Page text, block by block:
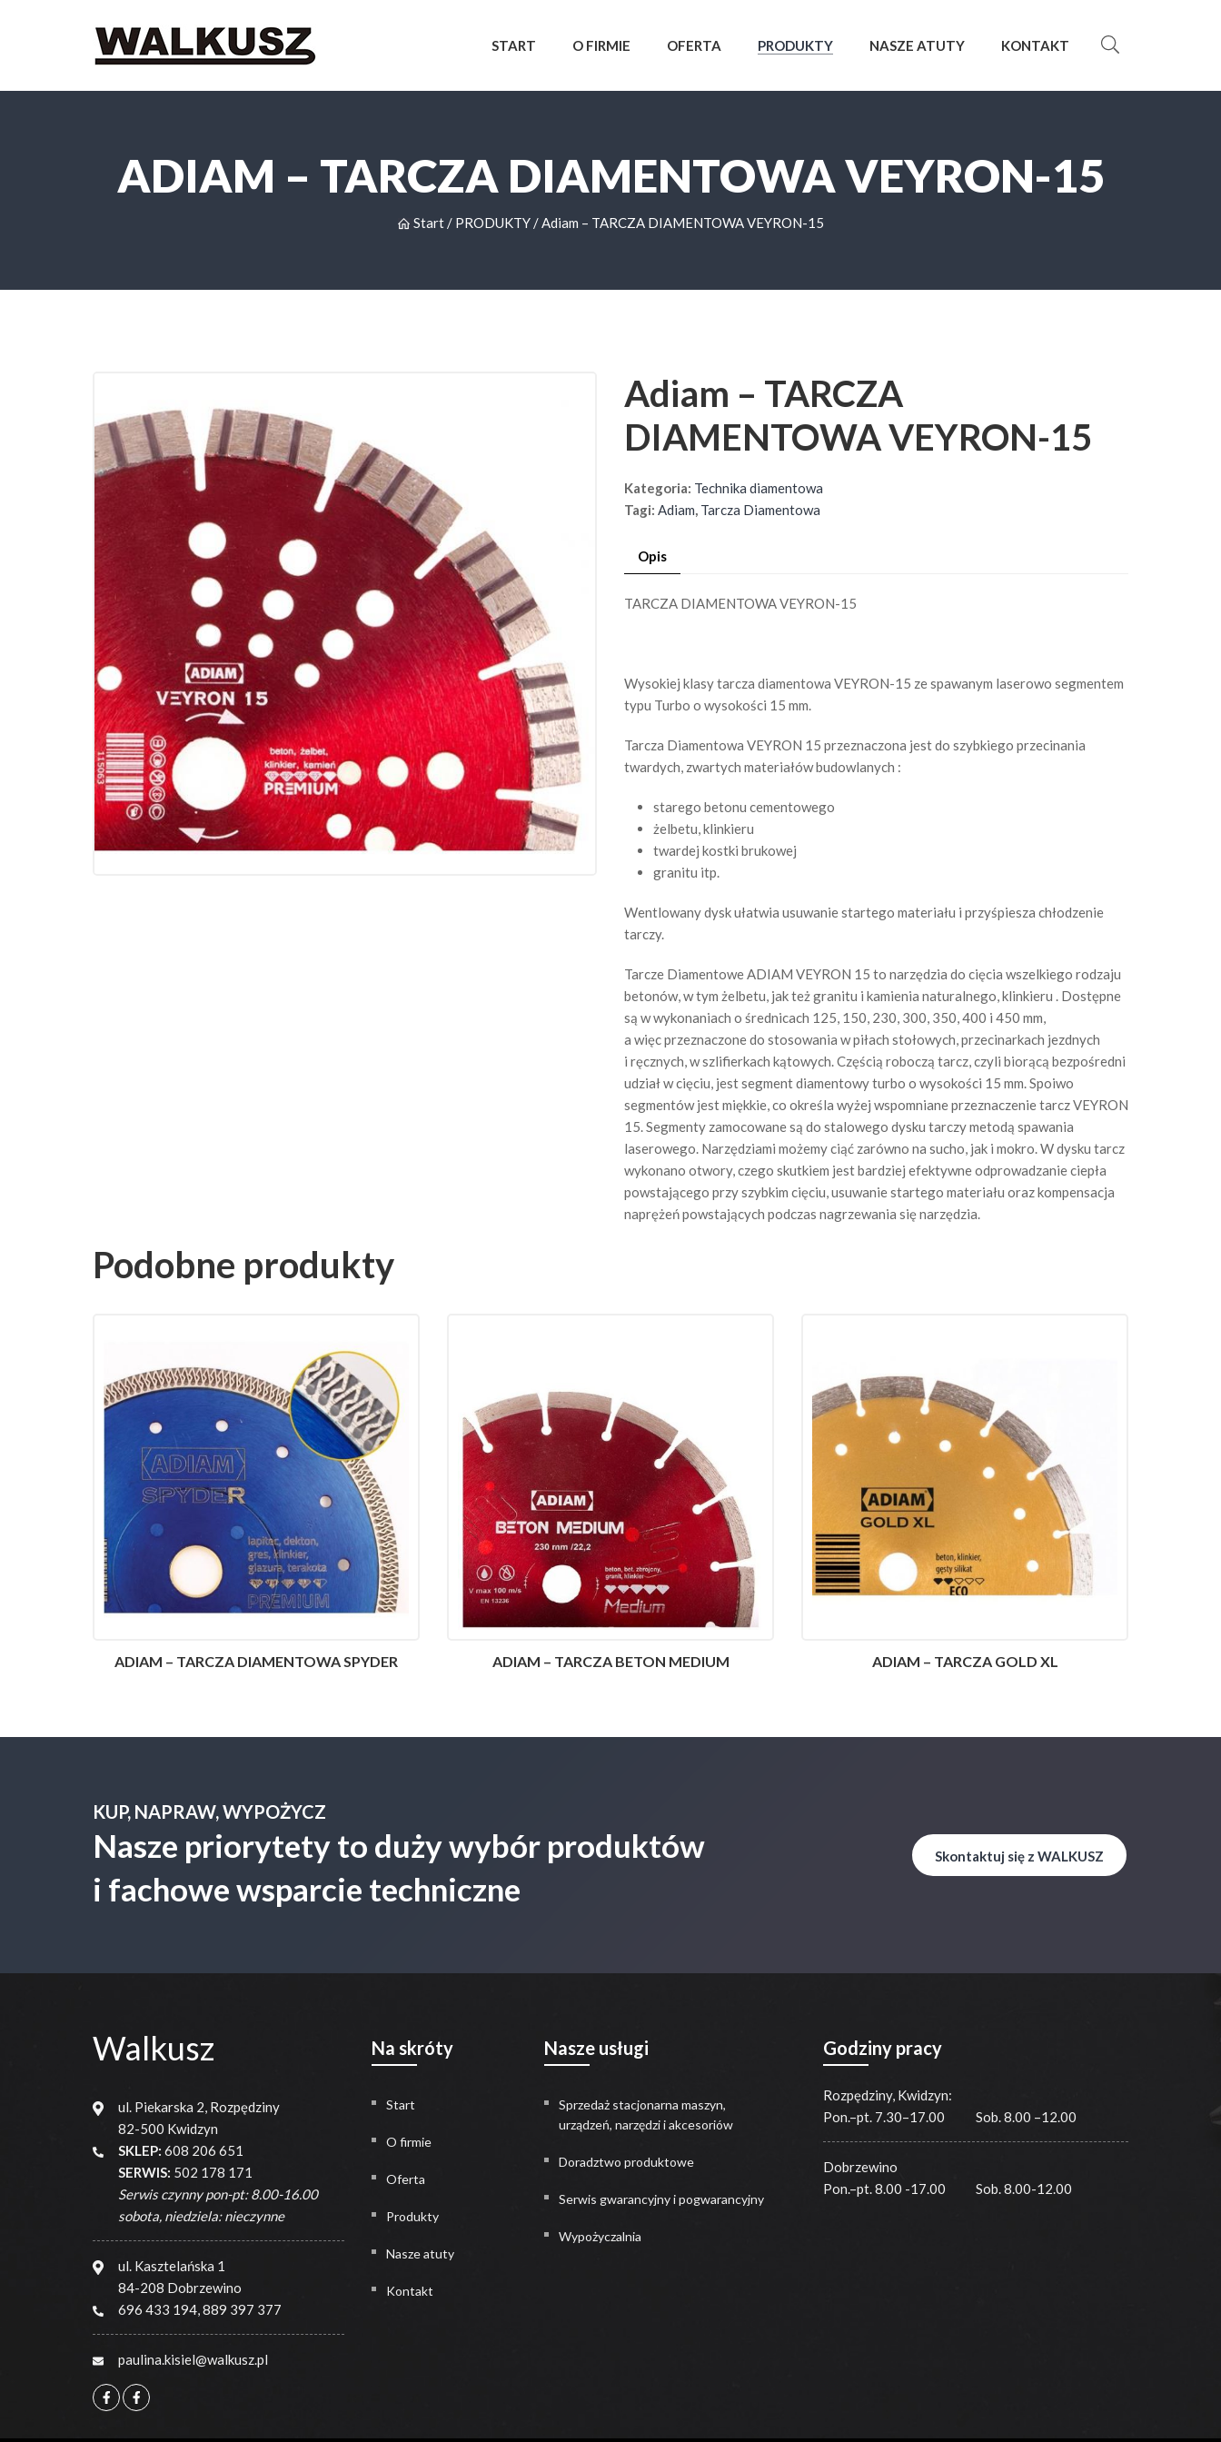
START O FIRMIE OFERTA PRODUKTY NASZE ATUTY KONTAKT
ADIAM – TARCZA DIAMENTOWA VEYRON-15
Start / PRODUKTY / Adiam – TARCZA DIAMENTOWA VEYRON-15
Adiam – TARCZA
DIAMENTOWA VEYRON-15
Kategoria: Technika diamentowa
Tagi: Adiam, Tarcza Diamentowa
Opis
TARCZA DIAMENTOWA VEYRON-15
Wysokiej klasy tarcza diamentowa VEYRON-15 ze spawanym laserowo segmentem
typu Turbo o wysokości 15 mm.
Tarcza Diamentowa VEYRON 15 przeznaczona jest do szybkiego przecinania
twardych, zwartych materiałów budowlanych :
starego betonu cementowego
żelbetu, klinkieru
twardej kostki brukowej
granitu itp.
Wentlowany dysk ułatwia usuwanie startego materiału i przyśpiesza chłodzenie
tarczy.
Tarcze Diamentowe ADIAM VEYRON 15 to narzędzia do cięcia wszelkiego rodzaju
betonów, w tym żelbetu, jak też granitu i kamienia naturalnego, klinkieru . Dostępne
są w wykonaniach o średnicach 125, 150, 230, 300, 350, 400 i 450 mm,
a więc przeznaczone do stosowania w piłach stołowych, przecinarkach jezdnych
i ręcznych, w szlifierkach kątowych. Częścią roboczą tarcz, czyli biorącą bezpośredni
udział w cięciu, jest segment diamentowy turbo o wysokości 15 mm. Spoiwo
segmentów jest miękkie, co określa wyżej wspomniane przeznaczenie tarcz VEYRON
15. Segmenty zamocowane są do stalowego dysku tarczy metodą spawania
laserowego. Narzędziami możemy ciąć zarówno na sucho, jak i mokro. W dysku tarcz
wykonano otwory, czego skutkiem jest bardziej efektywne odprowadzanie ciepła
powstającego przy szybkim cięciu, usuwanie startego materiału oraz kompensacja
naprężeń powstających podczas nagrzewania się narzędzia.
Podobne produkty
ADIAM – TARCZA DIAMENTOWA SPYDER ADIAM – TARCZA BETON MEDIUM ADIAM – TARCZA GOLD XL
KUP, NAPRAW, WYPOŻYCZ
Nasze priorytety to duży wybór produktów
i fachowe wsparcie techniczne
Skontaktuj się z WALKUSZ
Walkusz
ul. Piekarska 2, Rozpędziny
82-500 Kwidzyn
SKLEP: 608 206 651
SERWIS: 502 178 171
Serwis czynny pon-pt: 8.00-16.00
sobota, niedziela: nieczynne
ul. Kasztelańska 1
84-208 Dobrzewino
696 433 194,889 397 377
paulina.kisiel@walkusz.pl
Na skróty
Start
O firmie
Oferta
Produkty
Nasze atuty
Kontakt
Nasze usługi
Sprzedaż stacjonarna maszyn,
urządzeń, narzędzi i akcesoriów
Doradztwo produktowe
Serwis gwarancyjny i pogwarancyjny
Wypożyczalnia
Godziny pracy
Rozpędziny, Kwidzyn:
Pon.–pt. 7.30–17.00
Sob. 8.00 –12.00
Dobrzewino
Pon.–pt. 8.00 -17.00
Sob. 8.00-12.00